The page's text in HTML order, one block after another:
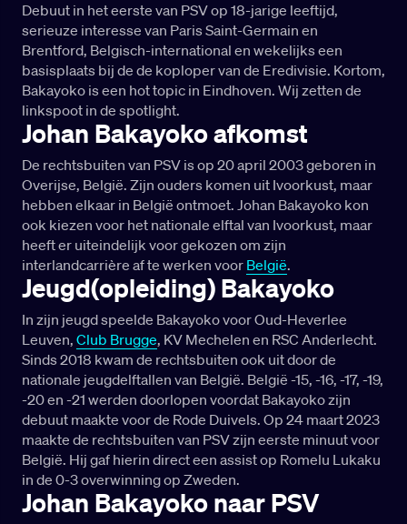
Debuut in het eerste van PSV op 18-jarige leeftijd,
serieuze interesse van Paris Saint-Germain en
Brentford, Belgisch-international en wekelijks een
basisplaats bij de de koploper van de Eredivisie. Kortom,
Bakayoko is een hot topic in Eindhoven. Wij zetten de
linkspoot in de spotlight.
Johan Bakayoko afkomst
De rechtsbuiten van PSV is op 20 april 2003 geboren in
Overijse, België. Zijn ouders komen uit Ivoorkust, maar
hebben elkaar in België ontmoet. Johan Bakayoko kon
ook kiezen voor het nationale elftal van Ivoorkust, maar
heeft er uiteindelijk voor gekozen om zijn
interlandcarrière af te werken voor België.
Jeugd(opleiding) Bakayoko
In zijn jeugd speelde Bakayoko voor Oud-Heverlee
Leuven, Club Brugge, KV Mechelen en RSC Anderlecht.
Sinds 2018 kwam de rechtsbuiten ook uit door de
nationale jeugdelftallen van België. België -15, -16, -17, -19,
-20 en -21 werden doorlopen voordat Bakayoko zijn
debuut maakte voor de Rode Duivels. Op 24 maart 2023
maakte de rechtsbuiten van PSV zijn eerste minuut voor
België. Hij gaf hierin direct een assist op Romelu Lukaku
in de 0-3 overwinning op Zweden.
Johan Bakayoko naar PSV